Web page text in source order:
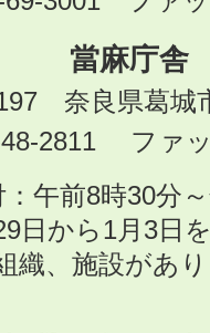
當麻庁舎
奈良県葛城
48-2811 ファ
：午前8時30分
日から1月3日
織、施設があ